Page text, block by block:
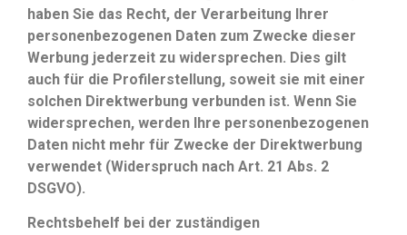
haben Sie das Recht, der Verarbeitung Ihrer
personenbezogenen Daten zum Zwecke dieser
Werbung jederzeit zu widersprechen. Dies gilt
auch für die Profilerstellung, soweit sie mit einer
solchen Direktwerbung verbunden ist. Wenn Sie
widersprechen, werden Ihre personenbezogenen
Daten nicht mehr für Zwecke der Direktwerbung
verwendet (Widerspruch nach Art. 21 Abs. 2
DSGVO).
Rechtsbehelf bei der zuständigen